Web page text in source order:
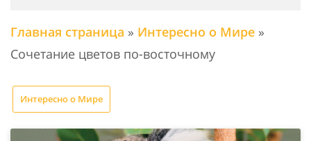
Главная страница » Интересно о Мире »
Сочетание цветов по-восточному
Интересно о Мире